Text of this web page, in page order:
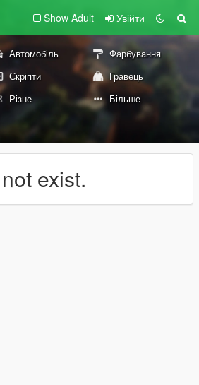
Show Adult Увійти
Автомобіль
Фарбування
Скріпти
Гравець
Різне Більше
exist.